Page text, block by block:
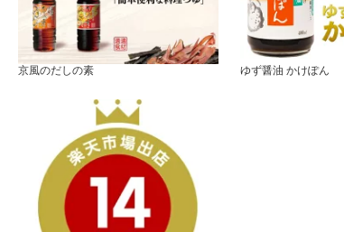
京風のだしの素 ゆず醤油 かけぽん